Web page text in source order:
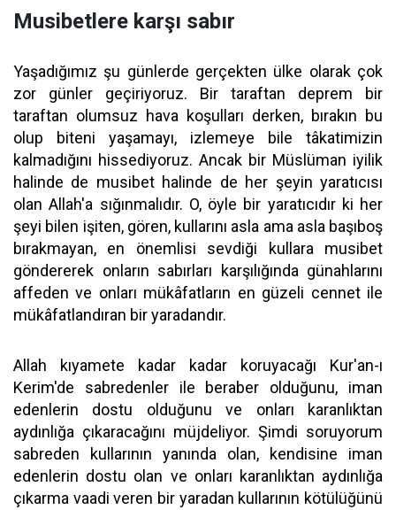
Musibetlere karşı sabır
Yaşadığımız şu günlerde gerçekten ülke olarak çok
zor günler geçiriyoruz. Bir taraftan deprem bir
taraftan olumsuz hava koşulları derken, bırakın bu
olup biteni yaşamayı, izlemeye bile tâkatimizin
kalmadığını hissediyoruz. Ancak bir Müslüman iyilik
halinde de musibet halinde de her şeyin yaratıcısı
olan Allah'a sığınmalıdır. O, öyle bir yaratıcıdır ki her
şeyi bilen işiten, gören, kullarını asla ama asla başıboş
bırakmayan, en önemlisi sevdiği kullara musibet
göndererek onların sabırları karşılığında günahlarını
affeden ve onları mükâfatların en güzeli cennet ile
mükâfatlandıran bir yaradandır.
Allah kıyamete kadar kadar koruyacağı Kur'an-ı
Kerim'de sabredenler ile beraber olduğunu, iman
edenlerin dostu olduğunu ve onları karanlıktan
aydınlığa çıkaracağını müjdeliyor. Şimdi soruyorum
sabreden kullarının yanında olan, kendisine iman
edenlerin dostu olan ve onları karanlıktan aydınlığa
çıkarma vaadi veren bir yaradan kullarının kötülüğünü